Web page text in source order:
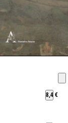
8,4 €